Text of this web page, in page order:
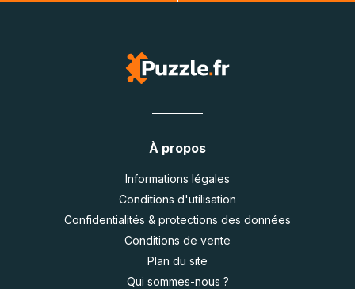
À propos
Informations légales
Conditions d'utilisation
Confidentialités & protections des données
Conditions de vente
Plan du site
Qui sommes-nous ?